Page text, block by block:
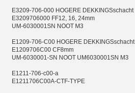
E3209-706-000 HOGERE DEKKINGSschacht
E3209706000 FF12, 16, 24mm
UM-6030001SN NOOT M3
E1209-706-C00 HOGERE DEKKINGSschacht
E1209706C00 CF8mm
UM-6030001-SN NOOT UM6030001SN M3
E1211-706-c00-a
E1211706C00A-CTF-TYPE